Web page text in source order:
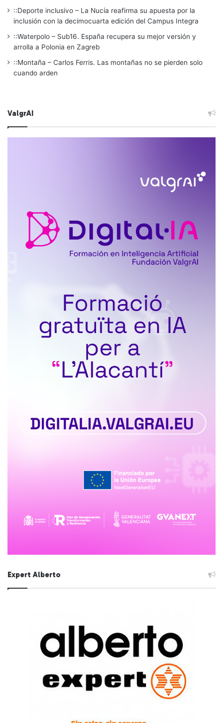
::Deporte inclusivo – La Nucía reafirma su apuesta por la
inclusión con la decimocuarta edición del Campus Integra
::Waterpolo – Sub16. España recupera su mejor versión y
arrolla a Polonia en Zagreb
::Montaña – Carlos Ferris. Las montañas no se pierden solo
cuando arden
ValgrAI
Expert Alberto